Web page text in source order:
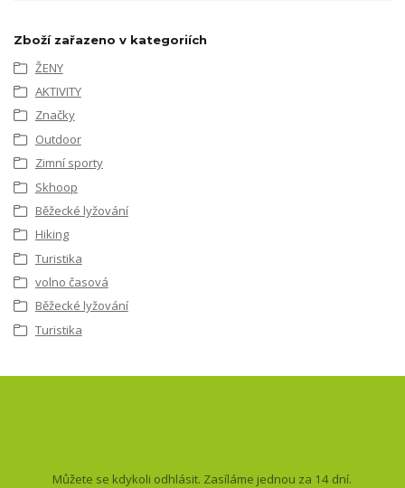
Zboží zařazeno v kategoriích
ŽENY
AKTIVITY
Značky
Outdoor
Zimní sporty
Skhoop
Běžecké lyžování
Hiking
Turistika
volno časová
Běžecké lyžování
Turistika
Můžete se kdykoli odhlásit. Zasíláme jednou za 14 dní.